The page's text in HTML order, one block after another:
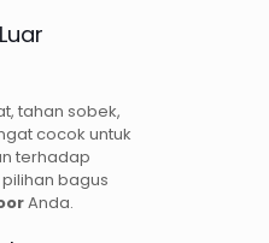
tahan sobek,
cocok untuk
terhadap
bagus
Anda.